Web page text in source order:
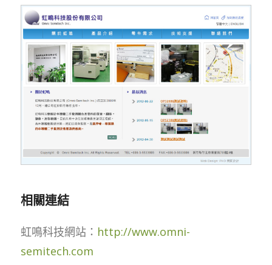
相關連結
虹鳴科技網站： http://www.omni-
semitech.com